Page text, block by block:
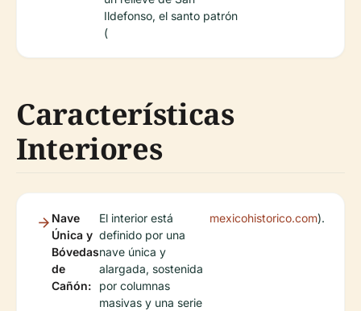
Ildefonso, el santo patrón
(
Características
Interiores
Nave
Única y
Bóvedas
de
Cañón:
El interior está
definido por una
nave única y
alargada, sostenida
por columnas
masivas y una serie
mexicohistorico.com).